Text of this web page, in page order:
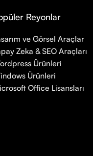
Reyonlar
ve Görsel Araçlar
Zeka & SEO Araçları
Ürünleri
Ürünleri
Office Lisansları